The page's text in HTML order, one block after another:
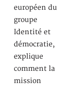
européen du
groupe
Identité et
démocratie,
explique
comment la
mission